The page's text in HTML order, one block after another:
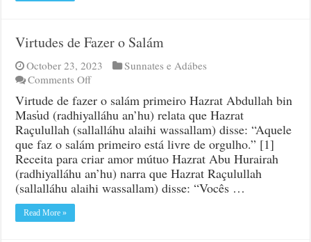
Virtudes de Fazer o Salám
October 23, 2023
Sunnates e Adábes
Comments Offon
de
Fazer
o
Salám
Virtude de fazer o salám primeiro Hazrat Abdullah bin
Mas̕ud (radhiyalláhu an’hu) relata que Hazrat
Raçulullah (sallalláhu alaihi wassallam) disse: “Aquele
que faz o salám primeiro está livre de orgulho.” [1]
Receita para criar amor mútuo Hazrat Abu Hurairah
(radhiyalláhu an’hu) narra que Hazrat Raçulullah
(sallalláhu alaihi wassallam) disse: “Vocês …
Read More »